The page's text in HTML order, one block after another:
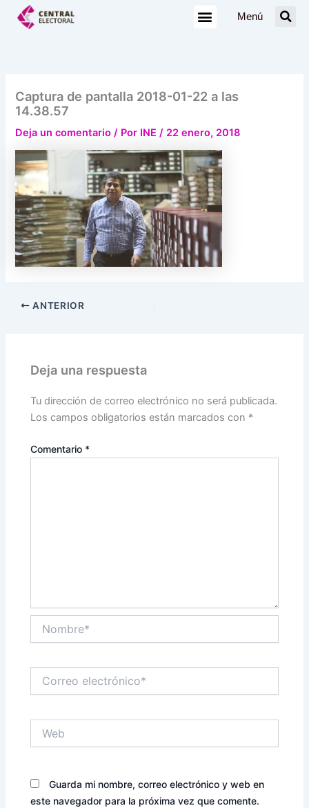
Menú
Captura de pantalla 2018-01-22 a las
14.38.57
Deja un comentario / Por INE/ 22 enero, 2018
ANTERIOR
Deja una respuesta
Tu dirección de correo electrónico no será publicada.
Los campos obligatorios están marcados con *
Comentario *
electrónico*
Guarda mi nombre, correo electrónico y web en
este navegador para la próxima vez que comente.